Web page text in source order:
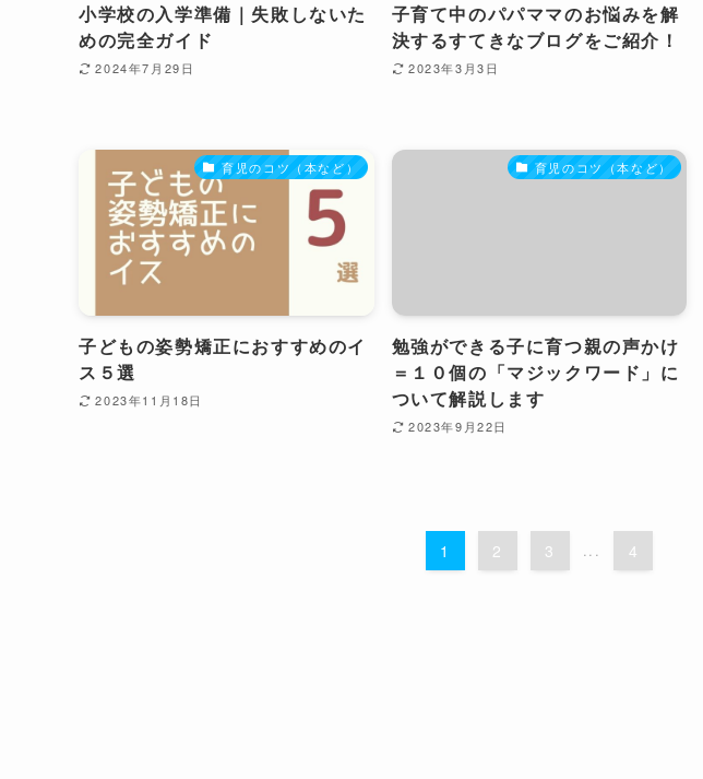
小学校の入学準備｜失敗しないた
めの完全ガイド
2024年7月29日
子育て中のパパママのお悩みを解
決するすてきなブログをご紹介！
2023年3月3日
育児のコツ（本など）
子どもの姿勢矯正におすすめのイ
ス５選
2023年11月18日
育児のコツ（本など）
勉強ができる子に育つ親の声かけ
＝１０個の「マジックワード」に
ついて解説します
2023年9月22日
1 2 3 ... 4